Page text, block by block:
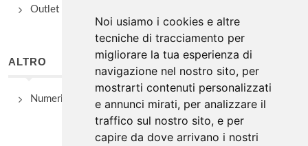
Noi usiamo i cookies e altre
tecniche di tracciamento per
migliorare la tua esperienza di
navigazione nel nostro sito, per
mostrarti contenuti personalizzati
e annunci mirati, per analizzare il
traffico sul nostro sito, e per
capire da dove arrivano i nostri
Outlet e spacci aziendali
ALTRO
Numeri Utili